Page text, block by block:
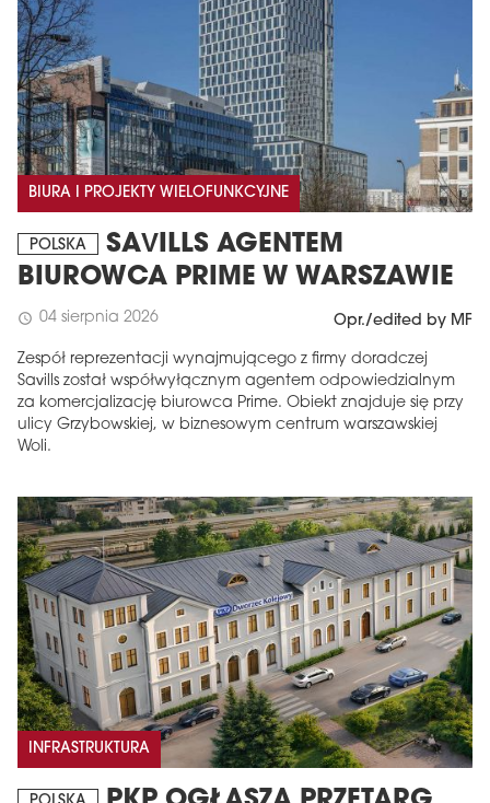
BIURA I PROJEKTY WIELOFUNKCYJNE
POLSKA
SAVILLS AGENTEM
BIUROWCA PRIME W WARSZAWIE
schedule 04 sierpnia 2026 Opr./edited by MF
Zespół reprezentacji wynajmującego z firmy doradczej
Savills został współwyłącznym agentem odpowiedzialnym
za komercjalizację biurowca Prime. Obiekt znajduje się przy
ulicy Grzybowskiej, w biznesowym centrum warszawskiej
Woli.
INFRASTRUKTURA